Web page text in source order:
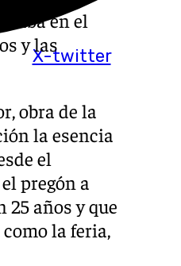
X-twitter
en el
y las
obra de la
la esencia
el
pregón a
25 años y que
la feria,